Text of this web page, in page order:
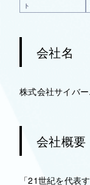
ト
会社名
株式会社サイバ
会社概要
「21世紀を代表